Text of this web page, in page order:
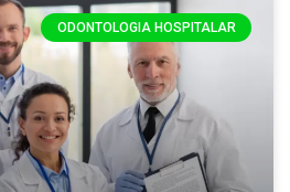
ODONTOLOGIA HOSPITALAR